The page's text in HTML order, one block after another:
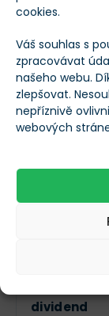
cookies.
Váš souhlas s
zpracovávat
našeho webu.
zlepšovat.
nepříznivě
webových
Sektor
Průmysl
dividend